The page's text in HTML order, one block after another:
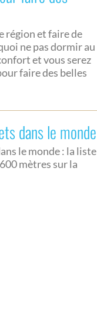
région et faire de
ne pas dormir au
et vous serez
faire des belles
dans le monde
le monde : la liste
mètres sur la